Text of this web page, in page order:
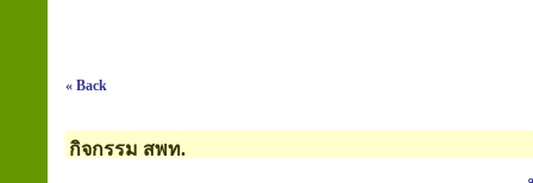
« Back
กิจกรรม สพท.